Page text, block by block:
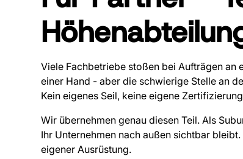
Viele Fachbetriebe stoßen bei Aufträgen an
einer Hand - aber die schwierige Stelle an
Kein eigenes Seil, keine eigene
Wir übernehmen genau diesen Teil. Als
Ihr Unternehmen nach außen sichtbar
eigener Ausrüstung.